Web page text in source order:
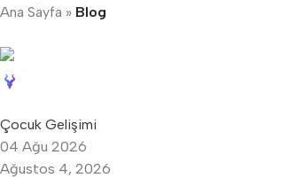
Ana Sayfa » Blog
Çocuk Gelişimi
04 Ağu 2026
Ağustos 4, 2026